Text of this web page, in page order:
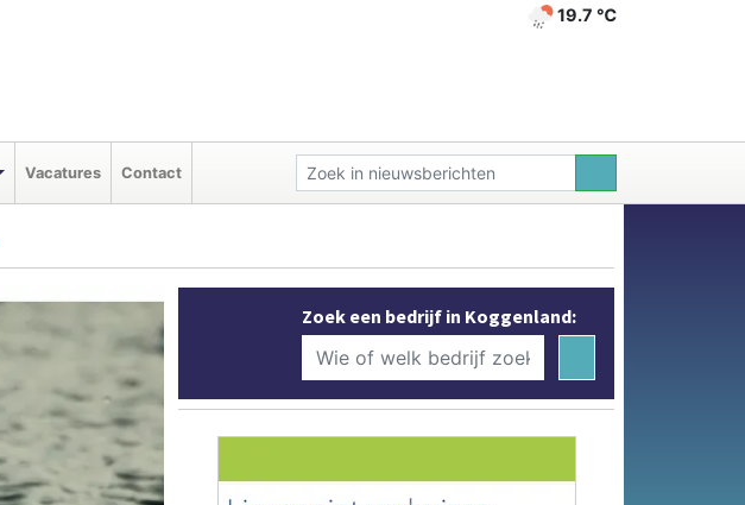
19.7 ℃
Vacatures Contact
Zoek een bedrijf in Koggenland: